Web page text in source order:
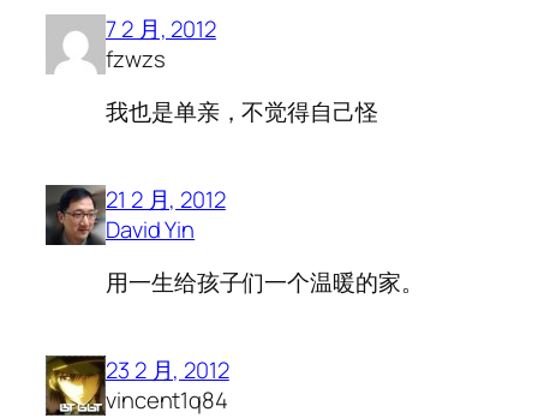
7 2 月, 2012
fzwzs
我也是单亲，不觉得自己怪
21 2 月, 2012
David Yin
用一生给孩子们一个温暖的家。
23 2 月, 2012
vincent1q84